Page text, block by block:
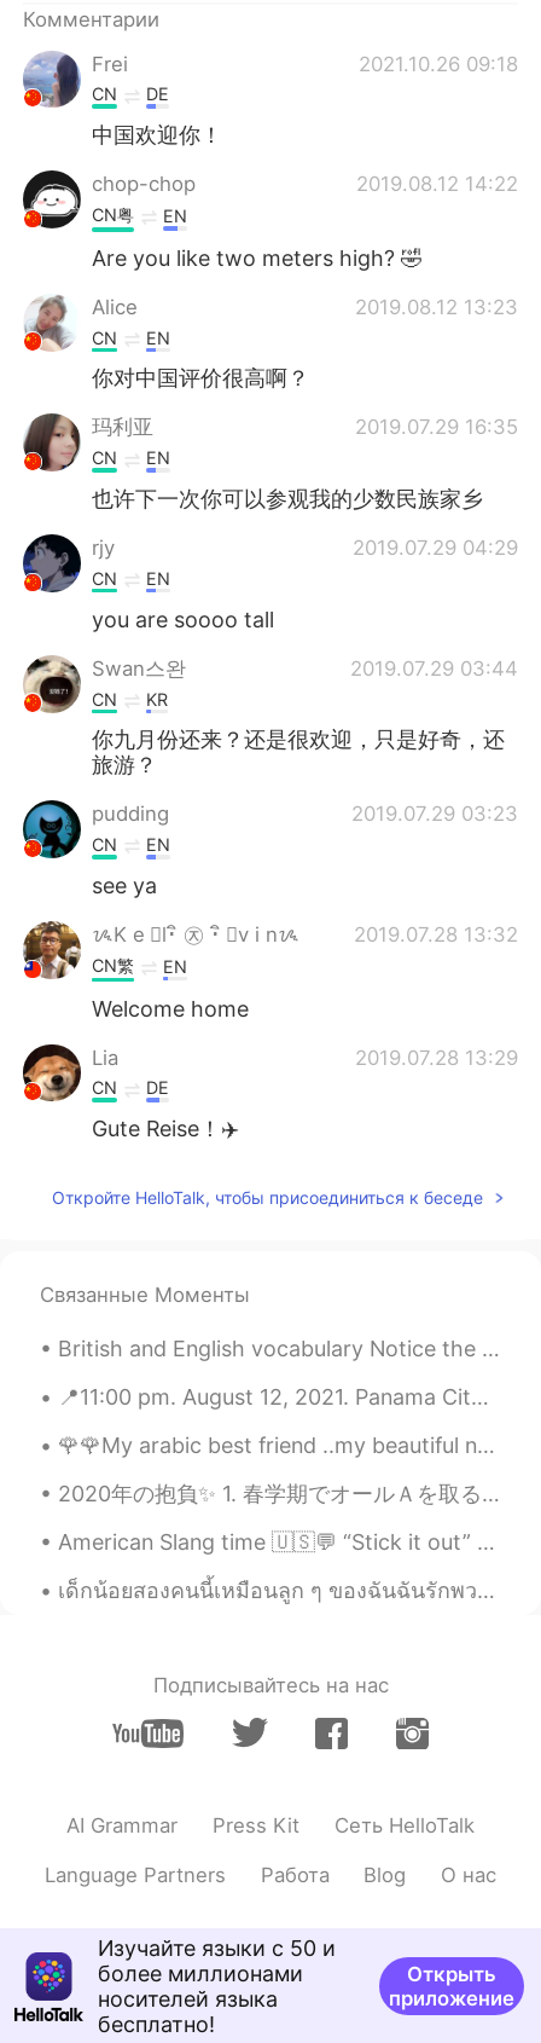
Комментарии
Frei
2021.10.26 09:18
CN DE
中国欢迎你！
chop-chop 2019.08.12 14:22
CN粤 EN
Are you like two meters high? 🤣
Alice 2019.08.12 13:23
CN EN
你对中国评价很高啊？
玛利亚 2019.07.29 16:35
CN EN
也许下一次你可以参观我的少数民族家乡
rjy 2019.07.29 04:29
CN EN
you are soooo tall
Swan스완 2019.07.29 03:44
CN KR
你九月份还来？还是很欢迎，只是好奇，还
旅游？
pudding 2019.07.29 03:23
CN EN
see ya
ᝰK e ⃢l･ิ ㉨ ･ิ ⃢v i nᝰ 2019.07.28 13:32
CN繁 EN
Welcome home
Lia 2019.07.28 13:29
CN DE
Gute Reise！✈️
CN ENKRFR
安琪Angel
CN DE
see you soon in China again.
Doris 2019.07.28 07:44
welcome to China again
EN
see you next time
拜拜！😂
Откройте HelloTalk, чтобы присоединиться к беседе
Связанные Моменты
British and English vocabulary Notice the different ways that common things are called in both ...
📍11:00 pm. August 12, 2021. Panama City 🏙️ Thanks everyone for the birthday wishes! Today was an...
🌹🌹My arabic best friend ..my beautiful nour😘love u so much and wish u a long life full of happine...
2020年の抱負✨ 1. 春学期でオールＡを取る 2. 論文を出して、出版される 3. インドネシアに引っ越す 4. 日本に留学し始める 5. 日本食を上手く作れるようになる 6. 週に3〜4...
American Slang time 🇺🇸💬 “Stick it out” Meaning: to keep doing something until the end (usually ...
เด็กน้อยสองคนนี้เหมือนลูก ๆ ของฉันฉันรักพวกเขามาก คุณมีสัตว์เลี้ยงไหม ถ้าเป็นเช่นนั้นคุณมีสัตว์เล...
Подписывайтесь на нас
AI Grammar Press Kit Сеть HelloTalk
Language Partners Работа Blog О нас
Изучайте языки с 50 и
более миллионами
носителей языка
бесплатно!
Открыть
приложение